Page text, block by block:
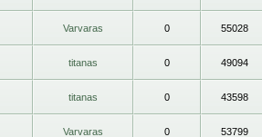
Varvaras 0 55028
titanas 0 49094
titanas 0 43598
Varvaras 0 53799